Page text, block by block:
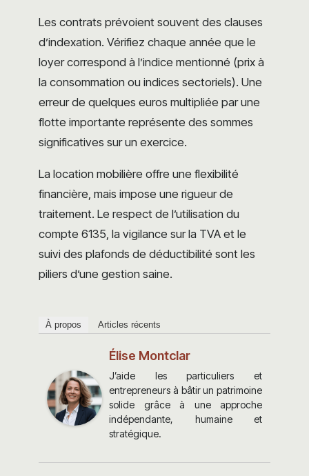
Les contrats prévoient souvent des clauses
d’indexation. Vérifiez chaque année que le
loyer correspond à l’indice mentionné (prix à
la consommation ou indices sectoriels). Une
erreur de quelques euros multipliée par une
flotte importante représente des sommes
significatives sur un exercice.
La location mobilière offre une flexibilité
financière, mais impose une rigueur de
traitement. Le respect de l’utilisation du
compte 6135, la vigilance sur la TVA et le
suivi des plafonds de déductibilité sont les
piliers d’une gestion saine.
À propos Articles récents
Élise Montclar
J’aide les particuliers et
entrepreneurs à bâtir un patrimoine
solide grâce à une approche
indépendante, humaine et
stratégique.